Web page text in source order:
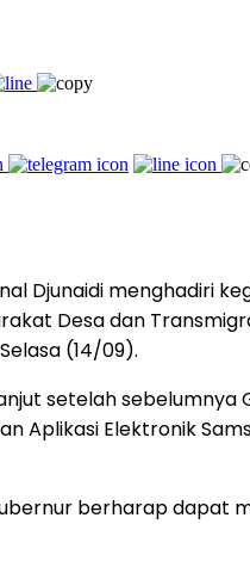
Djunaidi menghadiri
Desa dan
(14/09).
setelah sebelumnya
Aplikasi Elektronik
berharap dapat